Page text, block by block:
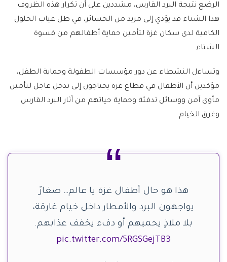
الرضع نتيجة البرد القارس، مشددين على أن تكرار هذه الظروف
هذا الشتاء قد يؤدي إلى مزيد من الخسائر، في ظل غياب الحلول
الكافية لدى سكان غزة لتأمين حماية أطفالهم من قسوة
الشتاء.
وتساءل النشطاء عن دور مؤسسات الطفولة وحماية الطفل،
مؤكدين أن الأطفال في قطاع غزة يحتاجون إلى تدخل عاجل لتأمين
مأوى آمن ووسائل تدفئة وحماية حياتهم من آثار البرد القارس
وغرق الخيام.
هذا هو حال أطفال غزة يا عالم… صغارٌ
يواجهون البرد والأمطار داخل خيام غارقة،
بلا ملاذٍ يحميهم أو دفء يخفف عذابهم.
pic.twitter.com/5RGSGejTB3